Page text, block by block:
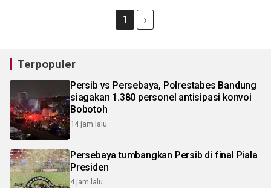
1
Terpopuler
Persib vs Persebaya, Polrestabes Bandung
siagakan 1.380 personel antisipasi konvoi
Bobotoh
14 jam lalu
Persebaya tumbangkan Persib di final Piala
Presiden
4 jam lalu